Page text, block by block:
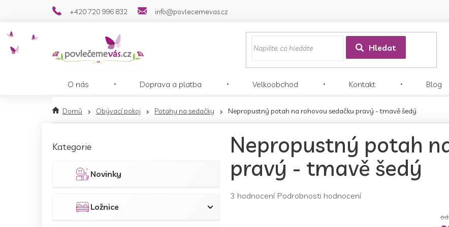
+420 720 996 832 info@povlecemevas.cz
Hledat
O nás Doprava a platba Velkoobchod Kontakt Blog
Domů Obývací pokoj Potahy na sedačky Nepropustný potah na rohovou sedačku pravý - tmavě šedý
kategorie
Kategorie
Novinky
Ložnice
Nepropustný potah
pravý - tmavě šedý
Průměrné
3 hodnocení Podrobnosti hodnocení